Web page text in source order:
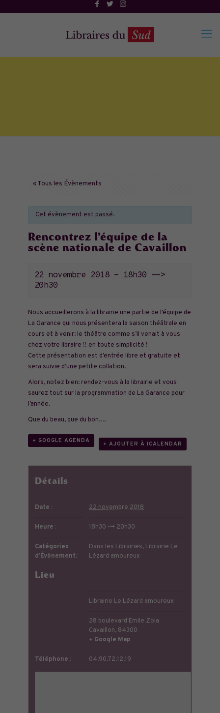
« Tous les Évènements
Cet évènement est passé.
Rencontrez l’équipe de la
scène nationale de Cavaillon
22 novembre 2018 - 18h30 -->
20h30
Nous accueillerons à la librairie une partie de l’équipe de
La Garance qui nous présentera la saison théâtrale en
cours et à venir: le théâtre comme s’il venait à vous
chez votre libraire !! en toute simplicité !
Cette présentation est d’entrée libre et gratuite et
sera suivie d’une petite collation.
Alors, notez bien: rendez-vous à la librairie et vous
saurez tout sur la programmation de La Garance pour
l’année.
Que du beau, que du bon….
+ GOOGLE AGENDA
+ AJOUTER À ICALENDAR
Détails
Date : 22 novembre 2018
Heure : 18h30 --> 20h30
Catégories
d’Évènement:
Dans les Librairies, Librairie Le
Lézard amoureux
Lieu
LIbrairie Le Lézard amoureux
28 boulevard Emile Zola
Cavaillon, 84300
+ Google Map
Téléphone : 04.90.72.12.19